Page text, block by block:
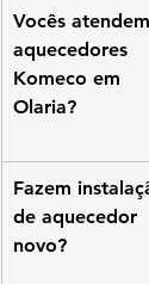
Vocês atendem
aquecedores
Komeco em
Olaria?
Fazem
de aquecedor
novo?